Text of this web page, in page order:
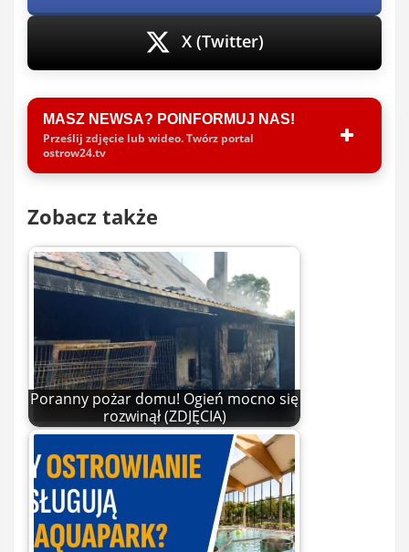
X (Twitter)
MASZ NEWSA? POINFORMUJ NAS!
Prześlij zdjęcie lub wideo. Twórz portal
ostrow24.tv
Zobacz także
Poranny pożar domu! Ogień mocno się
rozwinął (ZDJĘCIA)